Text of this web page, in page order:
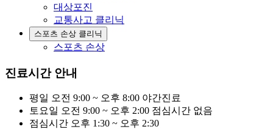
대상포진
교통사고 클리닉
스포츠 손상 클리닉
스포츠 손상
진료시간 안내
평일 오전 9:00 ~ 오후 8:00 야간진료
토요일 오전 9:00 ~ 오후 2:00 점심시간 없음
점심시간 오후 1:30 ~ 오후 2:30